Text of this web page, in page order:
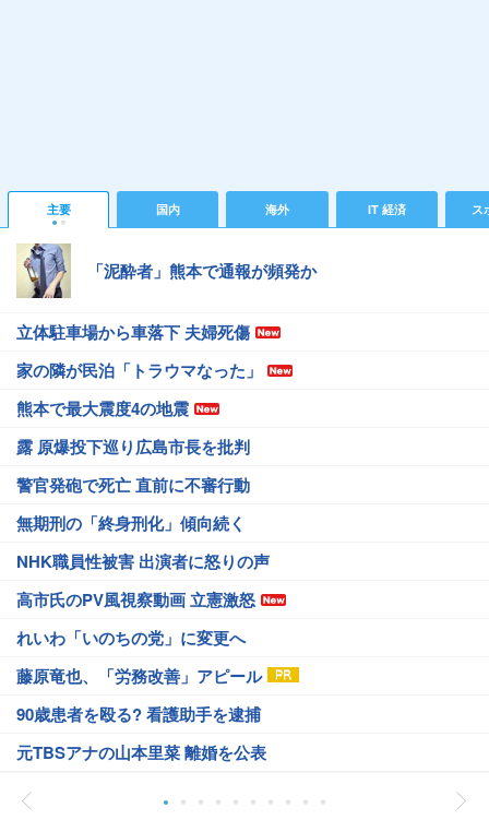
主要 国内 海外 IT 経済 ス
「泥酔者」熊本で通報が頻発か
立体駐車場から車落下 夫婦死傷
家の隣が民泊「トラウマなった」
熊本で最大震度4の地震
露 原爆投下巡り広島市長を批判
警官発砲で死亡 直前に不審行動
無期刑の「終身刑化」傾向続く
NHK職員性被害 出演者に怒りの声
高市氏のPV風視察動画 立憲激怒
れいわ「いのちの党」に変更へ
藤原竜也、「労務改善」アピール
90歳患者を殴る? 看護助手を逮捕
元TBSアナの山本里菜 離婚を公表